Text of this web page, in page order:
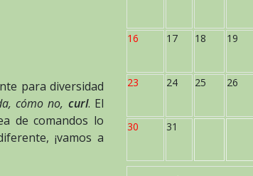
para diversidad
cómo no, curl. El
de comandos lo
¡vamos a
16 17 18 19
23 24 25 26
30 31